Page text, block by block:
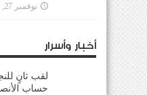
نوفمبر 27, 2020
أخبار وأسرار
لقب ثانٍ
حساب